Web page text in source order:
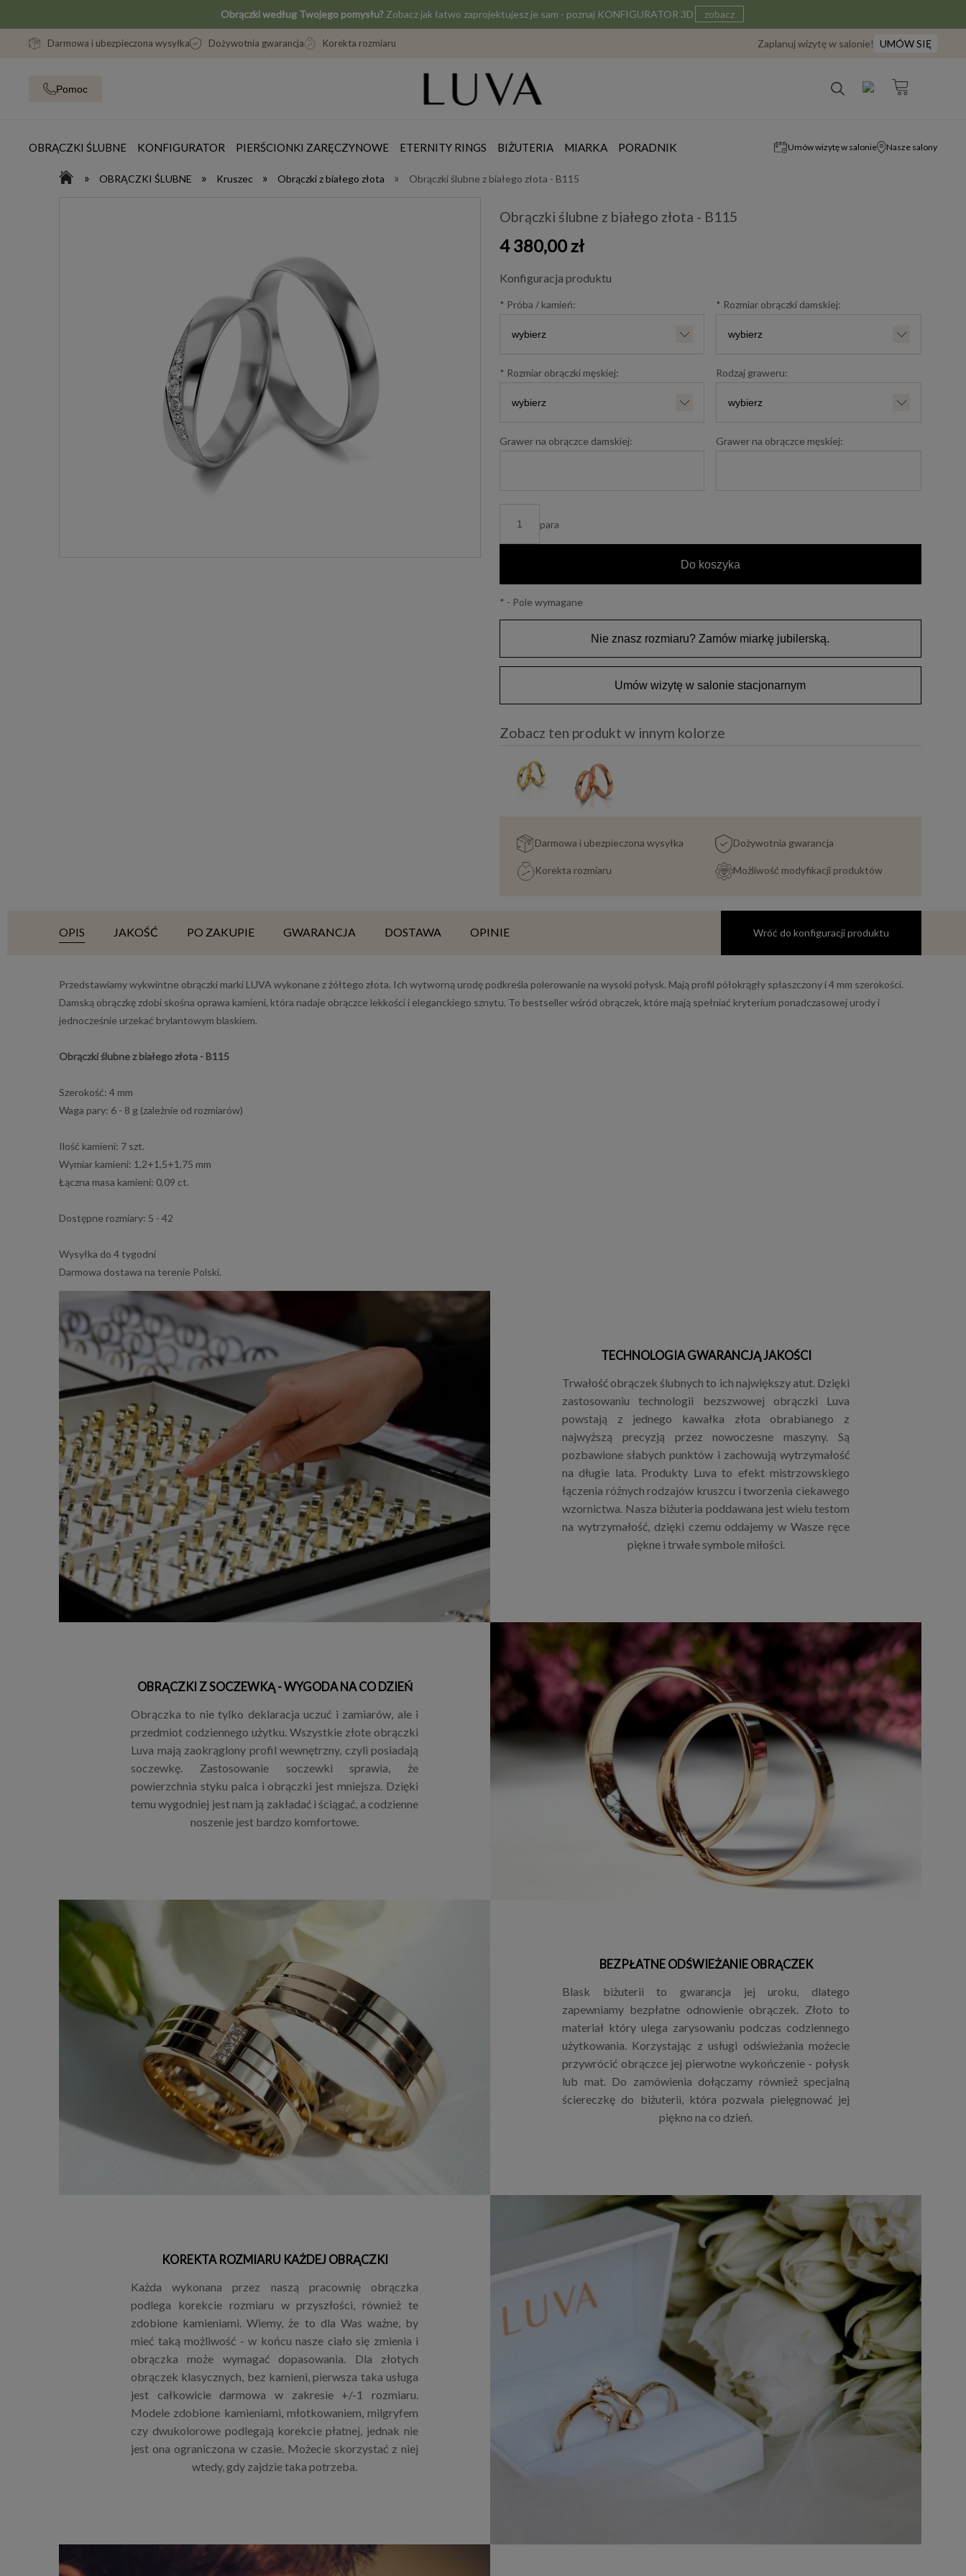
Obrączki według Twojego pomysłu? Zobacz jak łatwo zaprojektujesz je sam - poznaj KONFIGURATOR 3D zobacz
Darmowa i ubezpieczona wysyłka Dożywotnia gwarancja Korekta rozmiaru Zaplanuj wizytę w salonie! UMÓW SIĘ
Pomoc
OBRĄCZKI ŚLUBNE KONFIGURATOR PIERŚCIONKI ZARĘCZYNOWE ETERNITY RINGS BIŻUTERIA MIARKA PORADNIK Umów wizytę w salonie Nasze salony
» OBRĄCZKI ŚLUBNE » Kruszec » Obrączki z białego złota » Obrączki ślubne z białego złota - B115
Obrączki ślubne z białego złota - B115
4 380,00 zł
Konfiguracja produktu
* Próba / kamień: * Rozmiar obrączki damskiej:
* Rozmiar obrączki męskiej: Rodzaj graweru:
Grawer na obrączce damskiej: Grawer na obrączce męskiej:
para
Do koszyka
* - Pole wymagane
Nie znasz rozmiaru? Zamów miarkę jubilerską.
Umów wizytę w salonie stacjonarnym
Zobacz ten produkt w innym kolorze
Darmowa i ubezpieczona wysyłka Dożywotnia gwarancja
Korekta rozmiaru Możliwość modyfikacji produktów
OPIS JAKOŚĆ PO ZAKUPIE GWARANCJA DOSTAWA OPINIE Wróć do konfiguracji produktu
Przedstawiamy wykwintne obrączki marki LUVA wykonane z żółtego złota. Ich wytworną urodę podkreśla polerowanie na wysoki połysk. Mają profil półokrągły spłaszczony i 4 mm szerokości.
Damską obrączkę zdobi skośna oprawa kamieni, która nadaje obrączce lekkości i eleganckiego sznytu. To bestseller wśród obrączek, które mają spełniać kryterium ponadczasowej urody i
jednocześnie urzekać brylantowym blaskiem.
Obrączki ślubne z białego złota - B115
Szerokość: 4 mm
Waga pary: 6 - 8 g (zależnie od rozmiarów)
Ilość kamieni: 7 szt.
Wymiar kamieni: 1,2+1,5+1,75 mm
Łączna masa kamieni: 0,09 ct.
Dostępne rozmiary: 5 - 42
Wysyłka do 4 tygodni
Darmowa dostawa na terenie Polski.
TECHNOLOGIA GWARANCJĄ JAKOŚCI
Trwałość obrączek ślubnych to ich największy atut. Dzięki
zastosowaniu technologii bezszwowej obrączki Luva
powstają z jednego kawałka złota obrabianego z
najwyższą precyzją przez nowoczesne maszyny. Są
pozbawione słabych punktów i zachowują wytrzymałość
na długie lata. Produkty Luva to efekt mistrzowskiego
łączenia różnych rodzajów kruszcu i tworzenia ciekawego
wzornictwa. Nasza biżuteria poddawana jest wielu testom
na wytrzymałość, dzięki czemu oddajemy w Wasze ręce
piękne i trwałe symbole miłości.
OBRĄCZKI Z SOCZEWKĄ - WYGODA NA CO DZIEŃ
Obrączka to nie tylko deklaracja uczuć i zamiarów, ale i
przedmiot codziennego użytku. Wszystkie złote obrączki
Luva mają zaokrąglony profil wewnętrzny, czyli posiadają
soczewkę. Zastosowanie soczewki sprawia, że
powierzchnia styku palca i obrączki jest mniejsza. Dzięki
temu wygodniej jest nam ją zakładać i ściągać, a codzienne
noszenie jest bardzo komfortowe.
BEZPŁATNE ODŚWIEŻANIE OBRĄCZEK
Blask biżuterii to gwarancja jej uroku, dlatego
zapewniamy bezpłatne odnowienie obrączek. Złoto to
materiał który ulega zarysowaniu podczas codziennego
użytkowania. Korzystając z usługi odświeżania możecie
przywrócić obrączce jej pierwotne wykończenie - połysk
lub mat. Do zamówienia dołączamy również specjalną
ściereczkę do biżuterii, która pozwala pielęgnować jej
piękno na co dzień.
KOREKTA ROZMIARU KAŻDEJ OBRĄCZKI
Każda wykonana przez naszą pracownię obrączka
podlega korekcie rozmiaru w przyszłości, również te
zdobione kamieniami. Wiemy, że to dla Was ważne, by
mieć taką możliwość - w końcu nasze ciało się zmienia i
obrączka może wymagać dopasowania. Dla złotych
obrączek klasycznych, bez kamieni, pierwsza taka usługa
jest całkowicie darmowa w zakresie +/-1 rozmiaru.
Modele zdobione kamieniami, młotkowaniem, milgryfem
czy dwukolorowe podlegają korekcie płatnej, jednak nie
jest ona ograniczona w czasie. Możecie skorzystać z niej
wtedy, gdy zajdzie taka potrzeba.